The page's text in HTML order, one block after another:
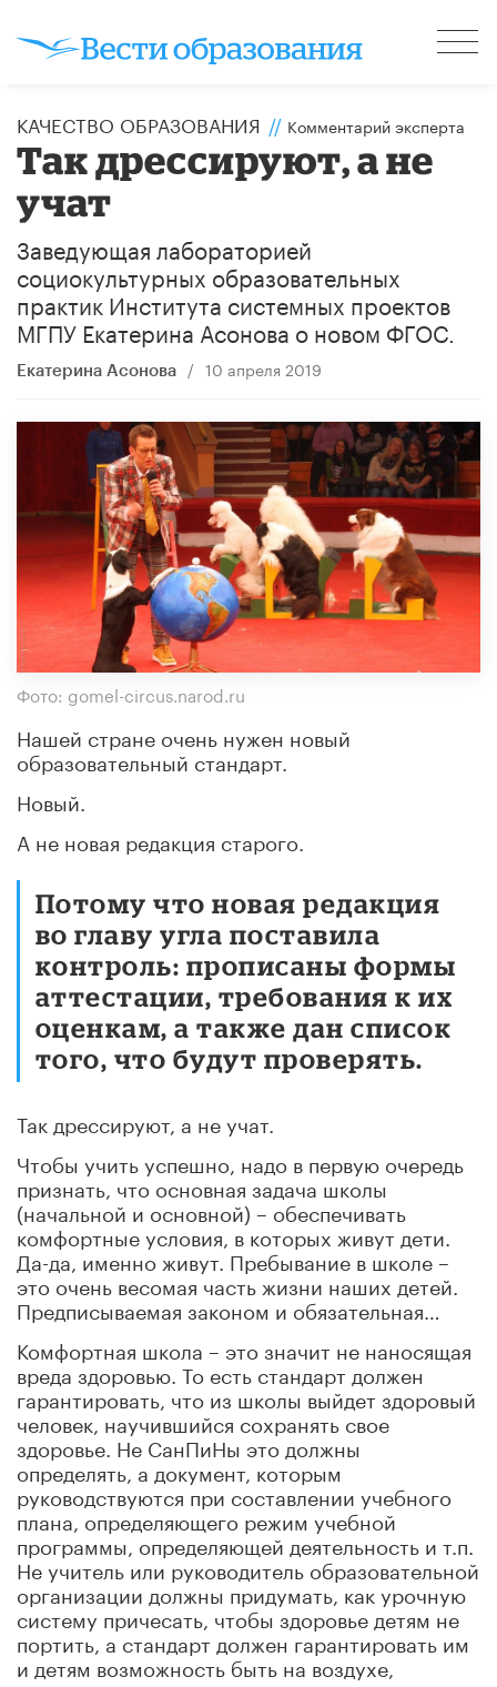
КАЧЕСТВО ОБРАЗОВАНИЯ // Комментарий эксперта
Так дрессируют, а не
учат
Заведующая лабораторией
социокультурных образовательных
практик Института системных проектов
МГПУ Екатерина Асонова о новом ФГОС.
Екатерина Асонова / 10 апреля 2019
Фото: gomel-circus.narod.ru
Нашей стране очень нужен новый
образовательный стандарт.
Новый.
А не новая редакция старого.
Потому что новая редакция
во главу угла поставила
контроль: прописаны формы
аттестации, требования к их
оценкам, а также дан список
того, что будут проверять.
Так дрессируют, а не учат.
Чтобы учить успешно, надо в первую очередь
признать, что основная задача школы
(начальной и основной) – обеспечивать
комфортные условия, в которых живут дети.
Да-да, именно живут. Пребывание в школе –
это очень весомая часть жизни наших детей.
Предписываемая законом и обязательная…
Комфортная школа – это значит не наносящая
вреда здоровью. То есть стандарт должен
гарантировать, что из школы выйдет здоровый
человек, научившийся сохранять свое
здоровье. Не СанПиНы это должны
определять, а документ, которым
руководствуются при составлении учебного
плана, определяющего режим учебной
программы, определяющей деятельность и т.п.
Не учитель или руководитель образовательной
организации должны придумать, как урочную
систему причесать, чтобы здоровье детям не
портить, а стандарт должен гарантировать им
и детям возможность быть на воздухе,